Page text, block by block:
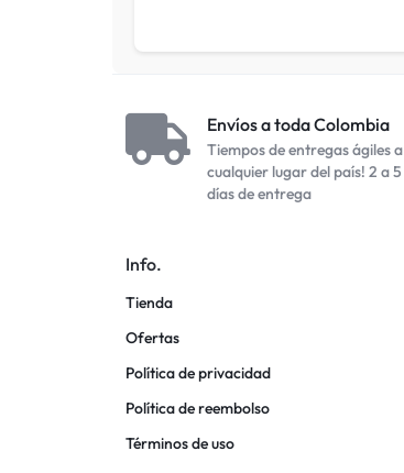
Envíos a toda Colombia
Tiempos de entregas ágiles a
cualquier lugar del país! 2 a 5
días de entrega
Info.
Tienda
Ofertas
Política de privacidad
Política de reembolso
Términos de uso